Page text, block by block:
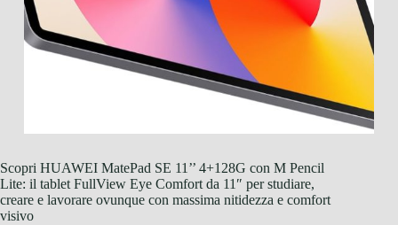
Scopri HUAWEI MatePad SE 11’’ 4+128G con M Pencil
Lite: il tablet FullView Eye Comfort da 11″ per studiare,
creare e lavorare ovunque con massima nitidezza e comfort
visivo